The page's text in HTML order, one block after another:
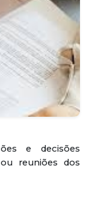
e decisões
reuniões dos